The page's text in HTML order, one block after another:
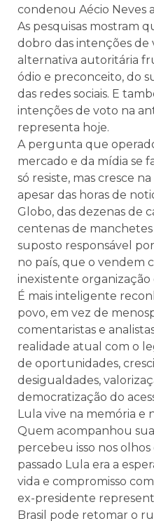
condenou Aécio Neves
As pesquisas mostram
dobro das intenções de
alternativa autoritária
ódio e preconceito, do
das redes sociais. E
intenções de voto na
representa hoje.
A pergunta que
mercado e da mídia se
só resiste, mas cresce
apesar das horas de
Globo, das dezenas de
centenas de
suposto responsável
no país, que o vendem
inexistente organização
É mais inteligente
povo, em vez de
comentaristas e
realidade atual com o
de oportunidades,
desigualdades,
democratização do
Lula vive na memória e
Quem acompanhou
percebeu isso nos olhos
passado Lula era a
vida e compromisso
ex-presidente
Brasil pode retomar o